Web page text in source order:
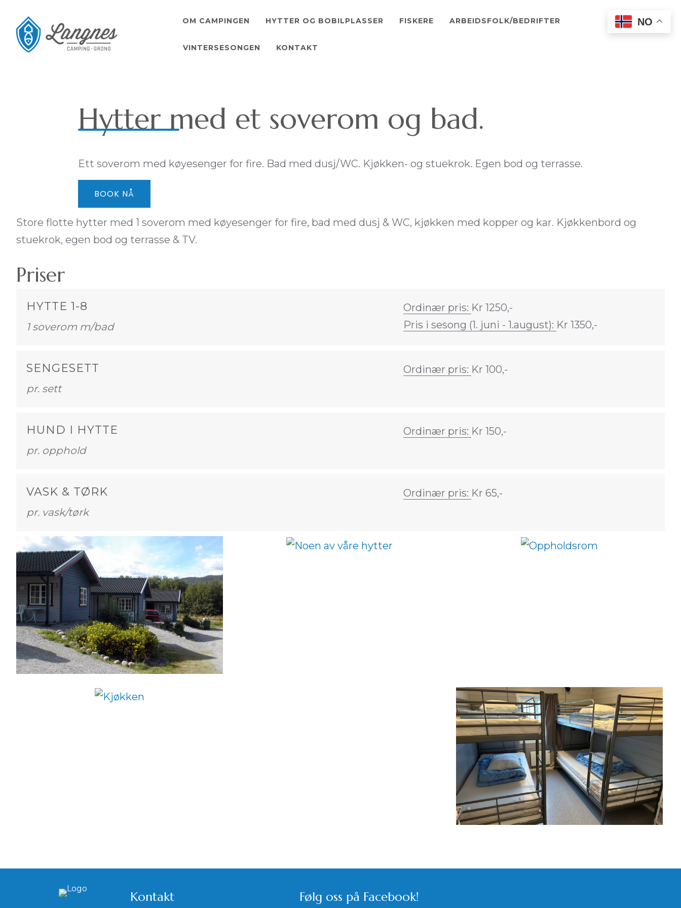
OM CAMPINGEN HYTTER OG BOBILPLASSER FISKERE ARBEIDSFOLK/BEDRIFTER
VINTERSESONGEN KONTAKT
Hytter med et soverom og bad.
Ett soverom med køyesenger for fire. Bad med dusj/WC. Kjøkken- og stuekrok. Egen bod og terrasse.
BOOK NÅ
Store flotte hytter med 1 soverom med køyesenger for fire, bad med dusj & WC, kjøkken med kopper og kar. Kjøkkenbord og
stuekrok, egen bod og terrasse & TV.
Priser
HYTTE 1-8
1 soverom m/bad
Ordinær pris: Kr 1250,-
Pris i sesong (1. juni - 1.august): Kr 1350,-
SENGESETT
pr. sett
Ordinær pris: Kr 100,-
HUND I HYTTE
pr. opphold
Ordinær pris: Kr 150,-
VASK & TØRK
pr. vask/tørk
Ordinær pris: Kr 65,-
Kontakt Følg oss på Facebook!
NO